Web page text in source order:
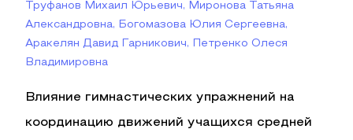
Труфанов Михаил Юрьевич, Миронова Татьяна
Александровна, Богомазова Юлия Сергеевна,
Аракелян Давид Гарникович, Петренко Олеся
Владимировна
Влияние гимнастических упражнений на
координацию движений учащихся средней